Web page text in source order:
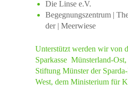
Die Linse e.V.
Begegnungszentrum |
der | Meerwiese
Unterstützt werden wir von
Sparkasse Münsterland-Ost,
Stiftung Münster der
West, dem Ministerium für